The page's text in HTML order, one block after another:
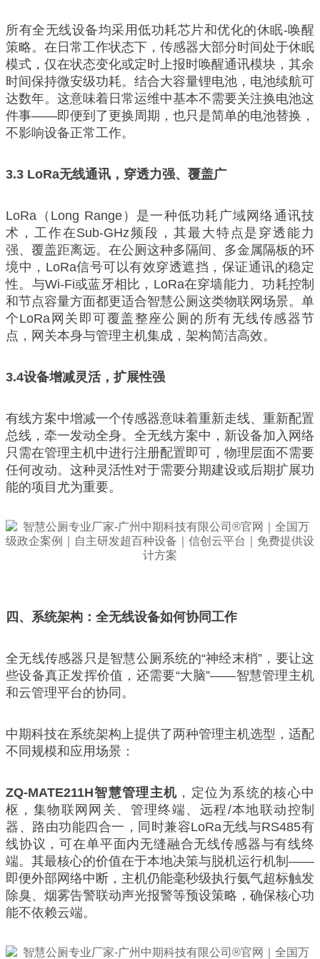
所有全无线设备均采用低功耗芯片和优化的休眠-唤醒
策略。在日常工作状态下，传感器大部分时间处于休眠
模式，仅在状态变化或定时上报时唤醒通讯模块，其余
时间保持微安级功耗。结合大容量锂电池，电池续航可
达数年。这意味着日常运维中基本不需要关注换电池这
件事——即便到了更换周期，也只是简单的电池替换，
不影响设备正常工作。
3.3 LoRa无线通讯，穿透力强、覆盖广
LoRa（Long Range）是一种低功耗广域网络通讯技
术，工作在Sub-GHz频段，其最大特点是穿透能力
强、覆盖距离远。在公厕这种多隔间、多金属隔板的环
境中，LoRa信号可以有效穿透遮挡，保证通讯的稳定
性。与Wi-Fi或蓝牙相比，LoRa在穿墙能力、功耗控制
和节点容量方面都更适合智慧公厕这类物联网场景。单
个LoRa网关即可覆盖整座公厕的所有无线传感器节
点，网关本身与管理主机集成，架构简洁高效。
3.4设备增减灵活，扩展性强
有线方案中增减一个传感器意味着重新走线、重新配置
总线，牵一发动全身。全无线方案中，新设备加入网络
只需在管理主机中进行注册配置即可，物理层面不需要
任何改动。这种灵活性对于需要分期建设或后期扩展功
能的项目尤为重要。
四、系统架构：全无线设备如何协同工作
全无线传感器只是智慧公厕系统的“神经末梢”，要让这
些设备真正发挥价值，还需要“大脑”——智慧管理主机
和云管理平台的协同。
中期科技在系统架构上提供了两种管理主机选型，适配
不同规模和应用场景：
ZQ-MATE211H智慧管理主机 ，定位为系统的核心中
枢，集物联网网关、管理终端、远程/本地联动控制
器、路由功能四合一，同时兼容LoRa无线与RS485有
线协议，可在单平面内无缝融合无线传感器与有线终
端。其最核心的价值在于本地决策与脱机运行机制——
即便外部网络中断，主机仍能毫秒级执行氨气超标触发
除臭、烟雾告警联动声光报警等预设策略，确保核心功
能不依赖云端。